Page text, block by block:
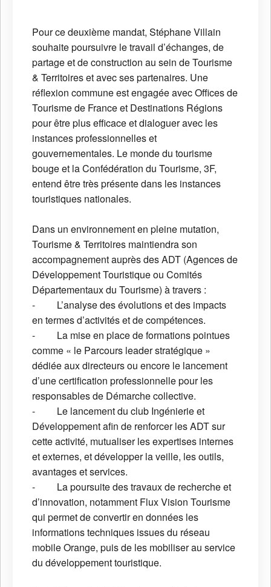
Pour ce deuxième mandat, Stéphane Villain
souhaite poursuivre le travail d’échanges, de
partage et de construction au sein de Tourisme
& Territoires et avec ses partenaires. Une
réflexion commune est engagée avec Offices de
Tourisme de France et Destinations Régions
pour être plus efficace et dialoguer avec les
instances professionnelles et
gouvernementales. Le monde du tourisme
bouge et la Confédération du Tourisme, 3F,
entend être très présente dans les instances
touristiques nationales.
Dans un environnement en pleine mutation,
Tourisme & Territoires maintiendra son
accompagnement auprès des ADT (Agences de
Développement Touristique ou Comités
Départementaux du Tourisme) à travers :
- L’analyse des évolutions et des impacts
en termes d’activités et de compétences.
- La mise en place de formations pointues
comme « le Parcours leader stratégique »
dédiée aux directeurs ou encore le lancement
d’une certification professionnelle pour les
responsables de Démarche collective.
- Le lancement du club Ingénierie et
Développement afin de renforcer les ADT sur
cette activité, mutualiser les expertises internes
et externes, et développer la veille, les outils,
avantages et services.
- La poursuite des travaux de recherche et
d’innovation, notamment Flux Vision Tourisme
qui permet de convertir en données les
informations techniques issues du réseau
mobile Orange, puis de les mobiliser au service
du développement touristique.